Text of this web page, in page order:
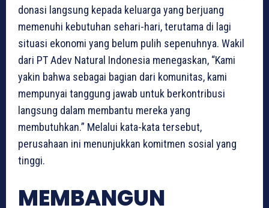
donasi langsung kepada keluarga yang berjuang
memenuhi kebutuhan sehari-hari, terutama di lagi
situasi ekonomi yang belum pulih sepenuhnya. Wakil
dari PT Adev Natural Indonesia menegaskan, “Kami
yakin bahwa sebagai bagian dari komunitas, kami
mempunyai tanggung jawab untuk berkontribusi
langsung dalam membantu mereka yang
membutuhkan.” Melalui kata-kata tersebut,
perusahaan ini menunjukkan komitmen sosial yang
tinggi.
MEMBANGUN